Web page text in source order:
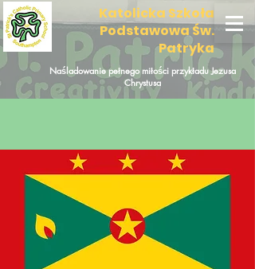
Katolicka Szkoła
Podstawowa Św.
Patryka
Naśladowanie pełnego miłości przykładu Jezusa
Chrystusa